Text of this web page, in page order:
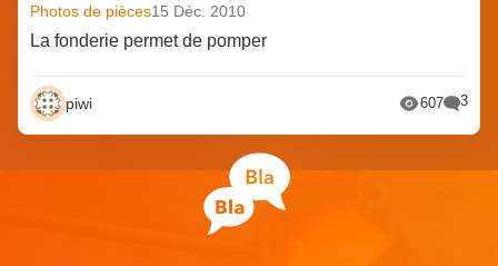
Photos de pièces15 Déc. 2010
La fonderie permet de pomper
piwi 607 3